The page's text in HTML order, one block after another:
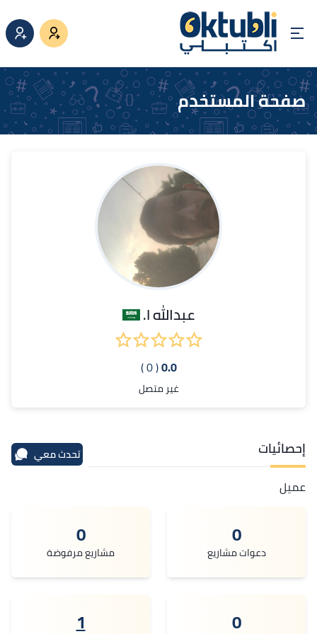
صفحة المستخدم
عبدالله ا.
0.0
( 0 )
غير متصل
إحصائيات تحدث معي
عميل
0
دعوات مشاريع
0
مشاريع مرفوضة
0
1